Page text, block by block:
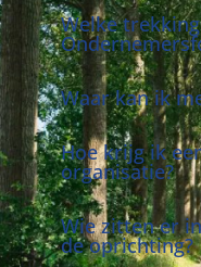
Welke
Waar kan ik
Hoe krijg ik
organisatie?
Wie zitten er
de oprichting?